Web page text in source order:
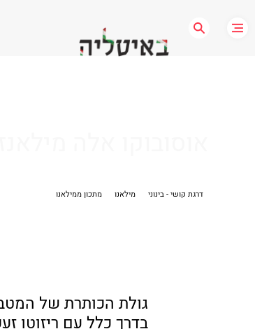
דרגת קושי - בינוני מילאנו מתכון ממילאנו
גולת הכותרת של
בדרך כלל עם ריזוטו